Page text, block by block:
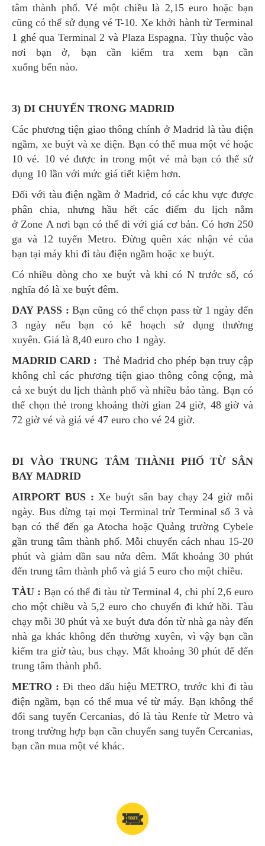
tâm thành phố. Vé một chiều là 2,15 euro hoặc bạn
cũng có thể sử dụng vé T-10. Xe khởi hành từ Terminal
1 ghé qua Terminal 2 và Plaza Espagna. Tùy thuộc vào
nơi bạn ở, bạn cần kiểm tra xem bạn cần
xuống bến nào.
3) DI CHUYỂN TRONG MADRID
Các phương tiện giao thông chính ở Madrid là tàu điện
ngầm, xe buýt và xe điện. Bạn có thể mua một vé hoặc
10 vé. 10 vé được in trong một vé mà bạn có thể sử
dụng 10 lần với mức giá tiết kiệm hơn.
Đối với tàu điện ngầm ở Madrid, có các khu vực được
phân chia, nhưng hầu hết các điểm du lịch nằm
ở Zone A nơi bạn có thể đi với giá cơ bản. Có hơn 250
ga và 12 tuyến Metro. Đừng quên xác nhận vé của
bạn tại máy khi đi tàu điện ngầm hoặc xe buýt.
Có nhiều dòng cho xe buýt và khi có N trước số, có
nghĩa đó là xe buýt đêm.
DAY PASS : Bạn cũng có thể chọn pass từ 1 ngày đến
3 ngày nếu bạn có kế hoạch sử dụng thường
xuyên. Giá là 8,40 euro cho 1 ngày.
MADRID CARD : Thẻ Madrid cho phép bạn truy cập
không chỉ các phương tiện giao thông công cộng, mà
cả xe buýt du lịch thành phố và nhiều bảo tàng. Bạn có
thể chọn thẻ trong khoảng thời gian 24 giờ, 48 giờ và
72 giờ vé và giá vé 47 euro cho vé 24 giờ.
ĐI VÀO TRUNG TÂM THÀNH PHỐ TỪ SÂN
BAY MADRID
AIRPORT BUS : Xe buýt sân bay chạy 24 giờ mỗi
ngày. Bus dừng tại mọi Terminal trừ Terminal số 3 và
bạn có thể đến ga Atocha hoặc Quảng trường Cybele
gần trung tâm thành phố. Mỗi chuyến cách nhau 15-20
phút và giảm dần sau nửa đêm. Mất khoảng 30 phút
đến trung tâm thành phố và giá 5 euro cho một chiều.
TÀU : Bạn có thể đi tàu từ Terminal 4, chi phí 2,6 euro
cho một chiều và 5,2 euro cho chuyến đi khứ hồi. Tàu
chạy mỗi 30 phút và xe buýt đưa đón từ nhà ga này đến
nhà ga khác không đến thường xuyên, vì vậy bạn cần
kiểm tra giờ tàu, bus chạy. Mất khoảng 30 phút để đến
trung tâm thành phố.
METRO : Đi theo dấu hiệu METRO, trước khi đi tàu
điện ngầm, bạn có thể mua vé từ máy. Bạn không thể
đổi sang tuyến Cercanias, đó là tàu Renfe từ Metro và
trong trường hợp bạn cần chuyển sang tuyến Cercanias,
bạn cần mua một vé khác.